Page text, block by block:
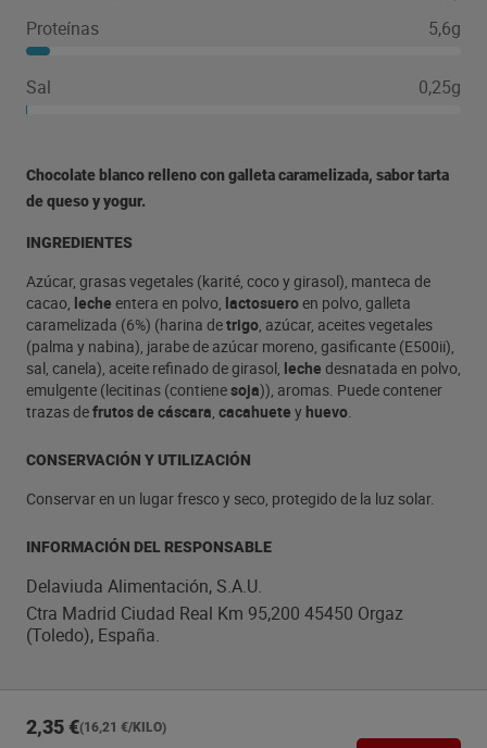
Proteínas
5,6g
Sal 0,25g
Chocolate blanco relleno con galleta caramelizada, sabor tarta
de queso y yogur.
INGREDIENTES
Azúcar, grasas vegetales (karité, coco y girasol), manteca de
cacao, leche entera en polvo, lactosueroen polvo, galleta
caramelizada (6%) (harina detrigo, azúcar, aceites vegetales
(palma y nabina), jarabe de azúcar moreno, gasificante (E500ii),
sal, canela), aceite refinado de girasol, leche desnatada en polvo,
emulgente (lecitinas (contienesoja)), aromas. Puede contener
trazas defrutos de cáscara, cacahuete yhuevo.
CONSERVACIÓN Y UTILIZACIÓN
Conservar en un lugar fresco y seco, protegido de la luz solar.
INFORMACIÓN DEL RESPONSABLE
Delaviuda Alimentación, S.A.U.
Ctra Madrid Ciudad Real Km 95,200 45450 Orgaz
(Toledo), España.
2,35 €(16,21 €/KILO)